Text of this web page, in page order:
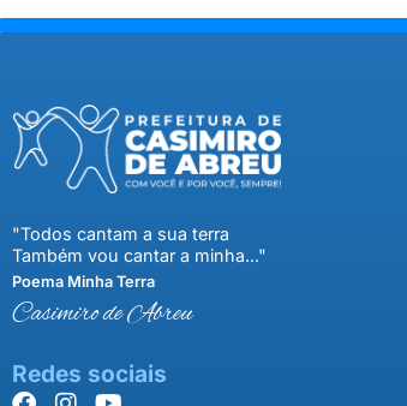
"Todos cantam a sua terra
Também vou cantar a minha..."
Poema Minha Terra
Casimiro de Abreu
Redes sociais